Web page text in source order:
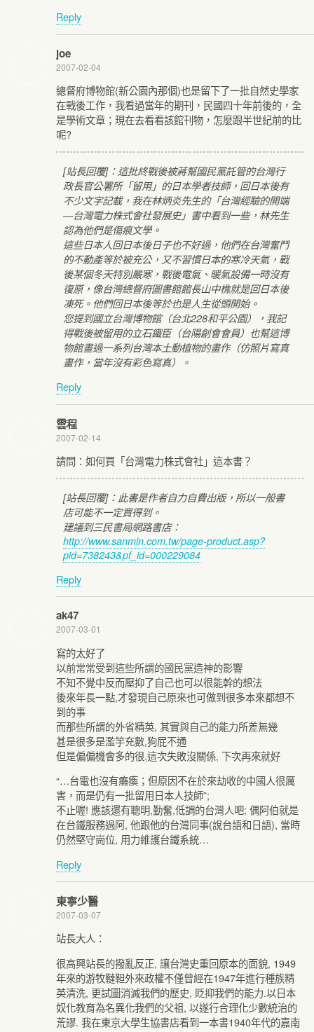
Reply
joe
2007-02-04
總督府博物館(新公園內那個)也是留下了一批自然史學家
在戰後工作，我看過當年的期刊，民國四十年前後的，全
是學術文章；現在去看看該館刊物，怎麼跟半世紀前的比
呢?
[站長回覆]：這批終戰後被蔣幫國民黨託管的台灣行
政長官公署所「留用」的日本學者技師，回日本後有
不少文字記載，我在林炳炎先生的「台灣經驗的開端
—台灣電力株式會社發展史」書中看到一些，林先生
認為他們是傷痕文學。
這些日本人回日本後日子也不好過，他們在台灣奮鬥
的不動產等於被充公，又不習慣日本的寒冷天氣，戰
後某個冬天特別嚴寒，戰後電氣、暖氣設備一時沒有
復原，像台灣總督府圖書館館長山中樵就是回日本後
凍死。他們回日本後等於也是人生從頭開始。
您提到國立台灣博物館（台北228和平公園），我記
得戰後被留用的立石鐵臣（台陽創會會員）也幫這博
物館畫過一系列台灣本土動植物的畫作（仿照片寫真
畫作，當年沒有彩色寫真）。
Reply
雲程
2007-02-14
請問：如何買「台灣電力株式會社」這本書？
[站長回覆]：此書是作者自力自費出版，所以一般書
店可能不一定買得到。
建議到三民書局網路書店：
http://www.sanmin.com.tw/page-product.asp?
pid=738243&pf_id=000229084
Reply
ak47
2007-03-01
寫的太好了
以前常常受到這些所謂的國民黨造神的影響
不知不覺中反而壓抑了自己也可以很能幹的想法
後來年長一點,才發現自己原來也可做到很多本來都想不
到的事
而那些所謂的外省精英, 其實與自己的能力所差無幾
甚是很多是濫竽充數,狗屁不通
但是偏偏機會多的很,這次失敗沒關係, 下次再來就好
“…台電也沒有癱瘓；但原因不在於來劫收的中國人很厲
害，而是仍有一批留用日本人技師”;
不止喔! 應該還有聰明,勤奮,低調的台灣人吧; 偶阿伯就是
在台鐵服務過阿, 他跟他的台灣同事(說台語和日語), 當時
仍然堅守崗位, 用力維護台鐵系統…
Reply
東寧少醫
2007-03-07
站長大人：
很高興站長的撥亂反正, 讓台灣史重回原本的面貌, 1949
年來的游牧韃靼外來政權不僅曾經在1947年進行種族精
英清洗, 更試圖消滅我們的歷史, 貶抑我們的能力.以日本
奴化教育為名異化我們的父祖, 以遂行合理化少數統治的
荒謬. 我在東京大學生協書店看到一本書1940年代的嘉南